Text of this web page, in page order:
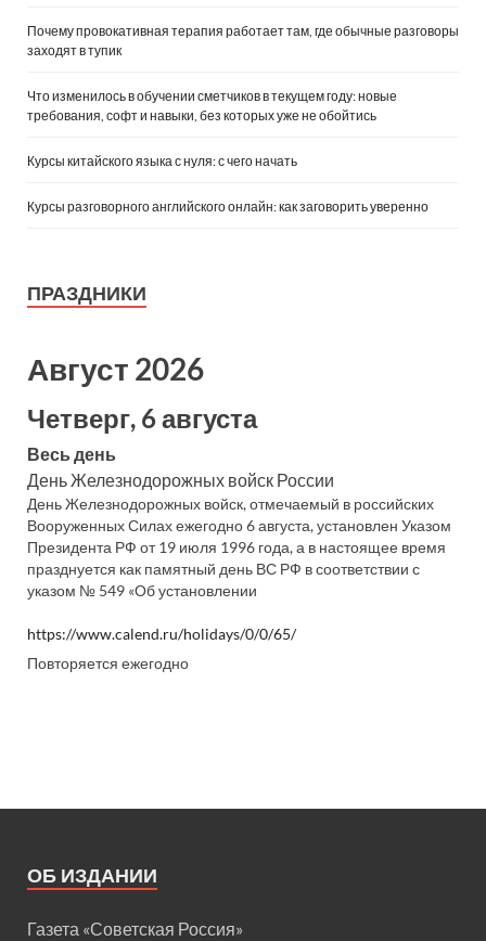
Почему провокативная терапия работает там, где обычные разговоры
заходят в тупик
Что изменилось в обучении сметчиков в текущем году: новые
требования, софт и навыки, без которых уже не обойтись
Курсы китайского языка с нуля: с чего начать
Курсы разговорного английского онлайн: как заговорить уверенно
ПРАЗДНИКИ
Август 2026
Четверг, 6 августа
Весь день
День Железнодорожных войск России
День Железнодорожных войск, отмечаемый в российских
Вооруженных Силах ежегодно 6 августа, установлен Указом
Президента РФ от 19 июля 1996 года, а в настоящее время
празднуется как памятный день ВС РФ в соответствии с
указом № 549 «Об установлении
https://www.calend.ru/holidays/0/0/65/
Повторяется ежегодно
ОБ ИЗДАНИИ
Газета «Советская Россия»